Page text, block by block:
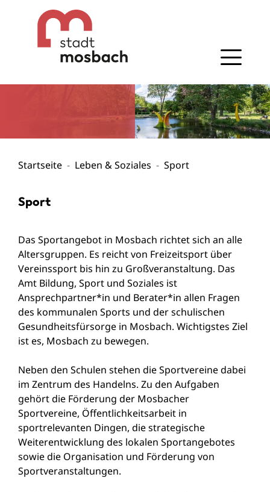
Gehe zum Navigationsbereich
Gehe zum Inhalt
Startseite Leben & Soziales Sport
Sport
Das Sportangebot in Mosbach richtet sich an alle
Altersgruppen. Es reicht von Freizeitsport über
Vereinssport bis hin zu Großveranstaltung. Das
Amt Bildung, Sport und Soziales ist
Ansprechpartner*in und Berater*in allen Fragen
des kommunalen Sports und der schulischen
Gesundheitsfürsorge in Mosbach. Wichtigstes Ziel
ist es, Mosbach zu bewegen.
Neben den Schulen stehen die Sportvereine dabei
im Zentrum des Handelns. Zu den Aufgaben
gehört die Förderung der Mosbacher
Sportvereine, Öffentlichkeitsarbeit in
sportrelevanten Dingen, die strategische
Weiterentwicklung des lokalen Sportangebotes
sowie die Organisation und Förderung von
Sportveranstaltungen.